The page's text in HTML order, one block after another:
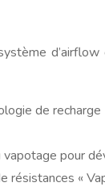
de
pour
résistances «